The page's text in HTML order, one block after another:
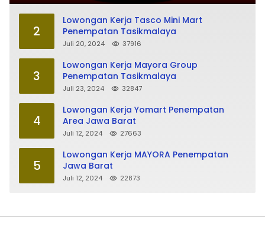
2
Lowongan Kerja Tasco Mini Mart
Penempatan Tasikmalaya
Juli 20, 2024 37916
3
Lowongan Kerja Mayora Group
Penempatan Tasikmalaya
Juli 23, 2024 32847
4
Lowongan Kerja Yomart Penempatan
Area Jawa Barat
Juli 12, 2024 27663
5
Lowongan Kerja MAYORA Penempatan
Jawa Barat
Juli 12, 2024 22873